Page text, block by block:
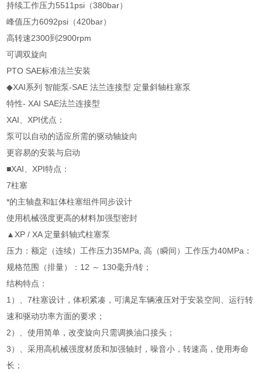
持续工作压力5511psi（380bar）
峰值压力6092psi（420bar）
高转速2300到2900rpm
可调双旋向
PTO SAE标准法兰安装
◆XAI系列 智能泵-SAE 法兰连接型 定量斜轴柱塞泵
特性- XAI SAE法兰连接型
XAI、XPI优点：
泵可以自动的适应所需的驱动轴旋向
更容易的安装与启动
■XAI、XPI特点：
7柱塞
*的主轴盘和缸体柱塞组件同步设计
使用机械强度更高的材料加强型密封
▲XP / XA 定量斜轴式柱塞泵
压力：额定（连续）工作压力35MPa, 高（瞬间）工作压力40MPa：
规格范围（排量）：12 ～ 130毫升/转；
结构特点：
1）、7柱塞设计，体积紧凑，可满足车辆液压对于安装空间、运行转
速和驱动功率方面的要求；
2）、使用简单，改变旋向只需调换油口接头；
3）、采用高机械强度材质和加强轴封，噪音小，转速高，使用寿命
长；